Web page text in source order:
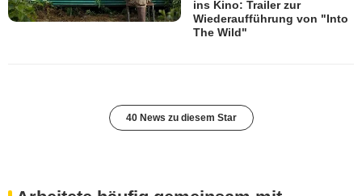
ins Kino: Trailer zur
Wiederaufführung von "Into
The Wild"
40 News zu diesem Star